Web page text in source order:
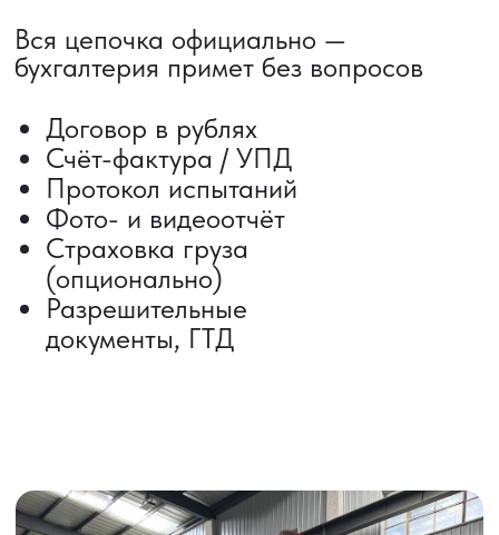
Сроки от 5 дней
Авиадоставка
Сборный груз
Железнодорожные перевозки
Автогрузоперевозки
Контейнерные перевозки
Негабаритные грузоперевозки
Доставка образцов
Получить консультацию